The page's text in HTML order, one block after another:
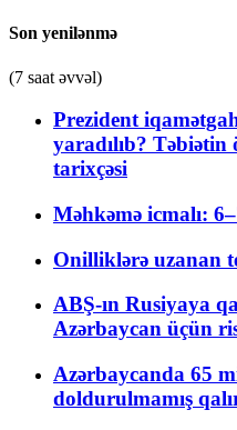
Son yenilənmə
(7 saat əvvəl)
Prezident
yaradılıb?
tarixçəsi
Məhkəmə icmalı:
Onilliklərə uzanan
ABŞ-ın Rusiyaya
Azərbaycan üçün
Azərbaycanda 65
doldurulmamış